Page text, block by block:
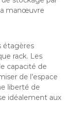
manœuvre
étagères
rack. Les
capacité de
de l’espace
liberté de
idéalement aux